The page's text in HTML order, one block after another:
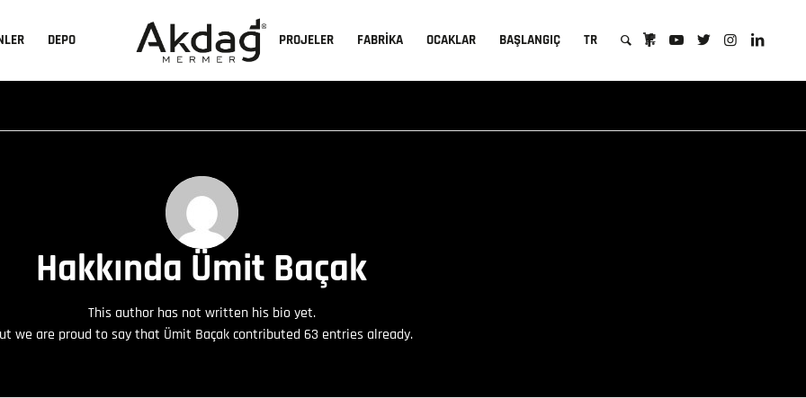
DEPO PROJELER FABRİKA OCAKLAR BAŞLANGIÇ TR
Hakkında Ümit Baçak
This author has not written his bio yet.
we are proud to say that Ümit Baçakcontributed 63 entries already.